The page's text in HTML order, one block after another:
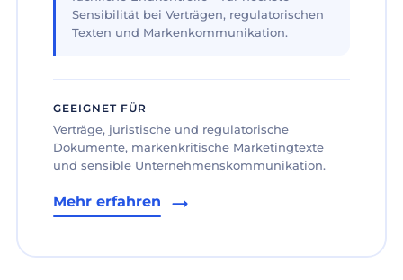
Sensibilität bei Verträgen, regulatorischen
Texten und Markenkommunikation.
GEEIGNET FÜR
Verträge, juristische und regulatorische
Dokumente, markenkritische Marketingtexte
und sensible Unternehmenskommunikation.
Mehr erfahren